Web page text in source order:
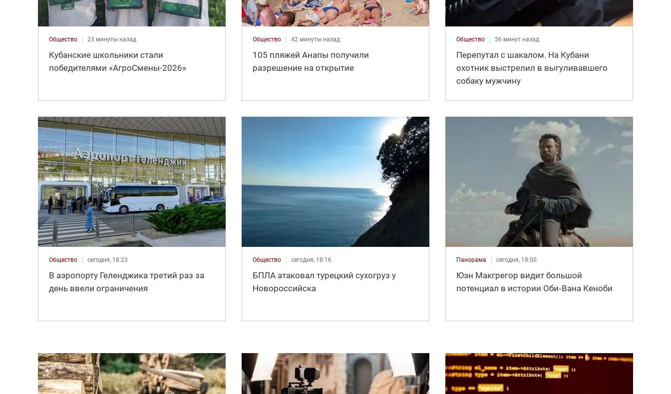
Общество 23 минуты назад
Кубанские школьники стали
победителями «АгроСмены-2026»
Общество 42 минуты назад
105 пляжей Анапы получили
разрешение на открытие
Общество 56 минут назад
Перепутал с шакалом. На Кубани
охотник выстрелил в выгуливавшего
собаку мужчину
Общество сегодня, 18:23
В аэропорту Геленджика третий раз за
день ввели ограничения
Общество сегодня, 18:16
БПЛА атаковал турецкий сухогруз у
Новороссийска
Панорама сегодня, 18:00
Юэн Макгрегор видит большой
потенциал в истории Оби‑Вана Кеноби